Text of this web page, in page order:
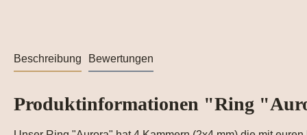
Beschreibung Bewertungen
Produktinformationen "Ring